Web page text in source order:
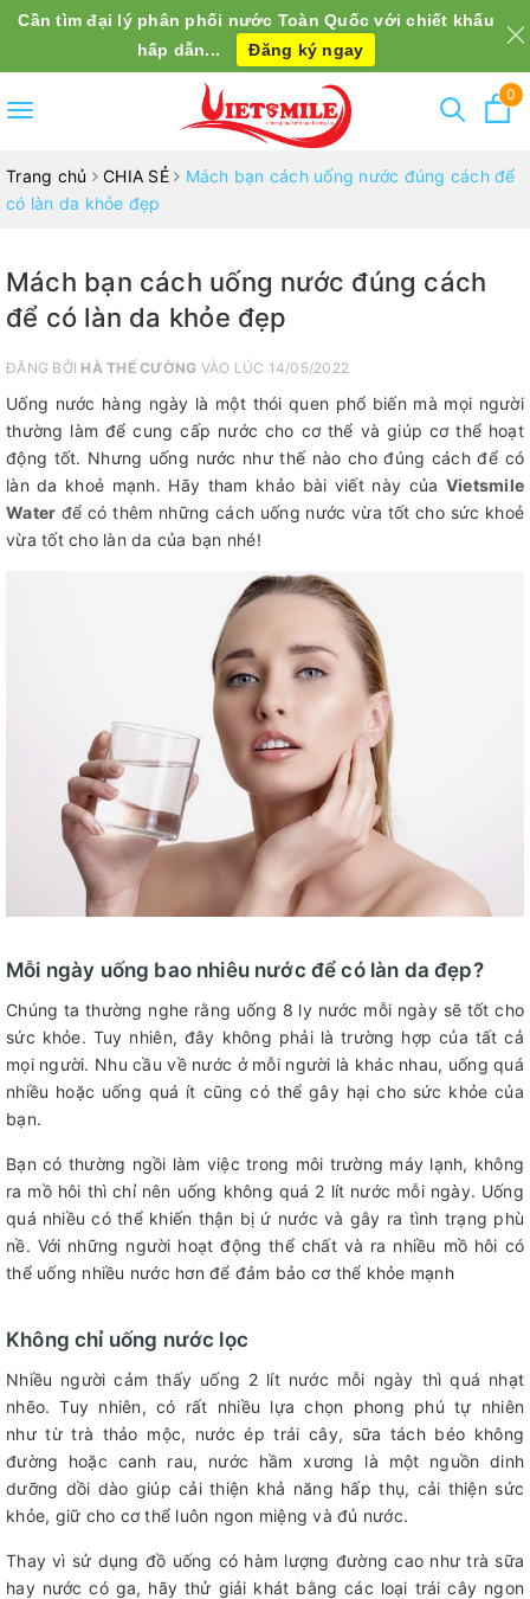
Toggle
0
Trang chủ CHIA SẺ
Mách bạn cách uống nước đúng cách để
có làn da khỏe đẹp
Mách bạn cách uống nước đúng cách
để có làn da khỏe đẹp
ĐĂNG BỞI HÀ THẾ CƯỜNG VÀO LÚC 14/05/2022
Uống nước hàng ngày là một thói quen phổ biến mà mọi người
thường làm để cung cấp nước cho cơ thể và giúp cơ thể hoạt
động tốt. Nhưng uống nước như thế nào cho đúng cách để có
làn da khoẻ mạnh. Hãy tham khảo bài viết này của Vietsmile
Water để có thêm những cách uống nước vừa tốt cho sức khoẻ
vừa tốt cho làn da của bạn nhé!
Mỗi ngày uống bao nhiêu nước để có làn da đẹp?
Chúng ta thường nghe rằng uống 8 ly nước mỗi ngày sẽ tốt cho
sức khỏe. Tuy nhiên, đây không phải là trường hợp của tất cả
mọi người. Nhu cầu về nước ở mỗi người là khác nhau, uống quá
nhiều hoặc uống quá ít cũng có thể gây hại cho sức khỏe của
bạn.
Bạn có thường ngồi làm việc trong môi trường máy lạnh, không
ra mồ hôi thì chỉ nên uống không quá 2 lít nước mỗi ngày. Uống
quá nhiều có thể khiến thận bị ứ nước và gây ra tình trạng phù
nề. Với những người hoạt động thể chất và ra nhiều mồ hôi có
thể uống nhiều nước hơn để đảm bảo cơ thể khỏe mạnh
Không chỉ uống nước lọc
Nhiều người cảm thấy uống 2 lít nước mỗi ngày thì quá nhạt
nhẽo. Tuy nhiên, có rất nhiều lựa chọn phong phú tự nhiên
như từ trà thảo mộc, nước ép trái cây, sữa tách béo không
đường hoặc canh rau, nước hầm xương là một nguồn dinh
dưỡng dồi dào giúp cải thiện khả năng hấp thụ, cải thiện sức
khỏe, giữ cho cơ thể luôn ngon miệng và đủ nước.
Thay vì sử dụng đồ uống có hàm lượng đường cao như trà sữa
hay nước có ga, hãy thử giải khát bằng các loại trái cây ngon
Cần tìm đại lý phân phối nước Toàn Quốc với chiết khấu
hấp dẫn...
Đăng ký ngay